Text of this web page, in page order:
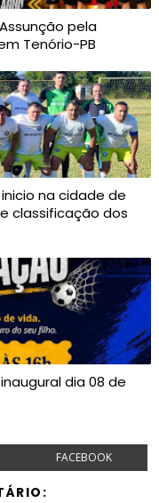
pela
Tenório-PB
na cidade de
classificação dos
dia 08 de
FACEBOOK